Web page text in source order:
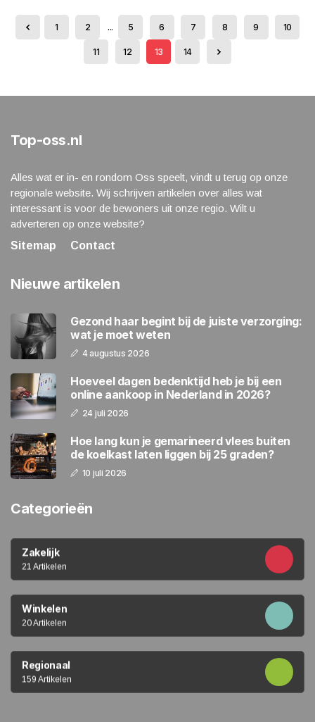
1 2 ... 5 6 7 8 9 10
11 12 13 14
Top-oss.nl
Alles wat er in- en rondom Oss speelt, vindt u terug op onze
regionale website. Wij schrijven artikelen over alles wat
interessant is voor de bewoners uit onze regio. Wilt u
adverteren op onze website?
Sitemap
Contact
Nieuwe artikelen
Gezond haar begint bij de juiste verzorging:
wat je moet weten
4 augustus 2026
Hoeveel dagen bedenktijd heb je bij een
online aankoop in Nederland in 2026?
24 juli 2026
Hoe lang kun je gemarineerd vlees buiten
de koelkast laten liggen bij 25 graden?
10 juli 2026
Categorieën
Zakelijk
21 Artikelen
Winkelen
20 Artikelen
Regionaal
159 Artikelen